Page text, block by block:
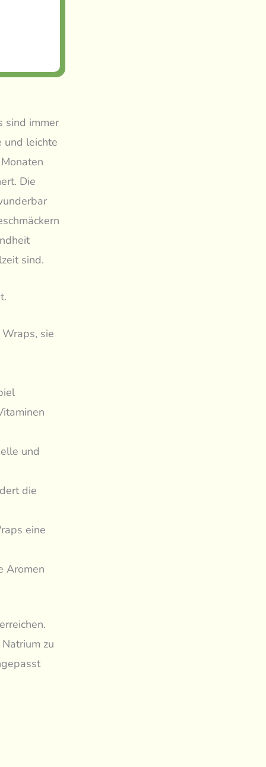
sind immer
und leichte
Die
sind.
sie
und
die
eine
Aromen
zu